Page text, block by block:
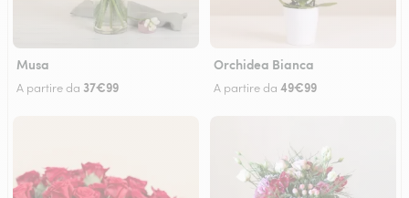
Musa
A partire da 37€99
Orchidea Bianca
A partire da 49€99